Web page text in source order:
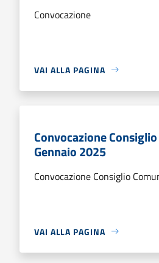
Convocazione
VAI ALLA PAGINA
Convocazione
Gennaio 2025
Convocazione Consiglio
VAI ALLA PAGINA